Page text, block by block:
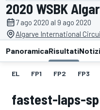
2020 WSBK
7 ago 2020 al 9 ago 2020
Algarve International
PanoramicaRisultati
EL FP1 FP2 FP3
fastest-laps-sp